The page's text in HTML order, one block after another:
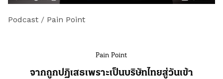
Podcast / Pain Point
Pain Point
จากถูกปฏิเสธเพราะเป็นบริษัทไทยสู่วันเข้า